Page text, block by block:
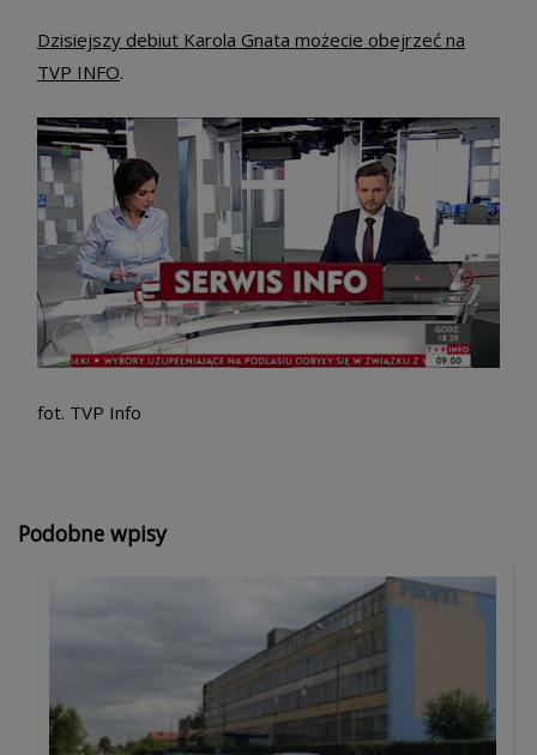
Dzisiejszy debiut Karola Gnata możecie obejrzeć na
TVP INFO.
fot. TVP Info
Podobne wpisy